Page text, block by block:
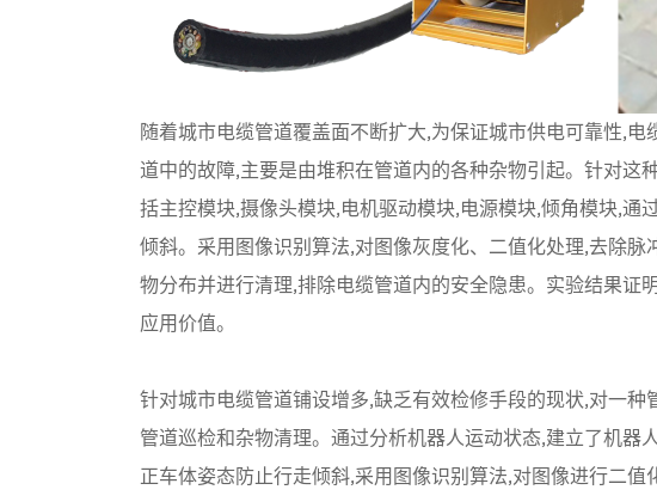
随着城市电缆管道覆盖面不断扩大,为保证城市供电可靠性,
道中的故障,主要是由堆积在管道内的各种杂物引起。针对这
括主控模块,摄像头模块,电机驱动模块,电源模块,倾角模块,通
倾斜。采用图像识别算法,对图像灰度化、二值化处理,去除
物分布并进行清理,排除电缆管道内的安全隐患。实验结果证
应用价值。
针对城市电缆管道铺设增多,缺乏有效检修手段的现状,对一
管道巡检和杂物清理。通过分析机器人运动状态,建立了机器
正车体姿态防止行走倾斜,采用图像识别算法,对图像进行二